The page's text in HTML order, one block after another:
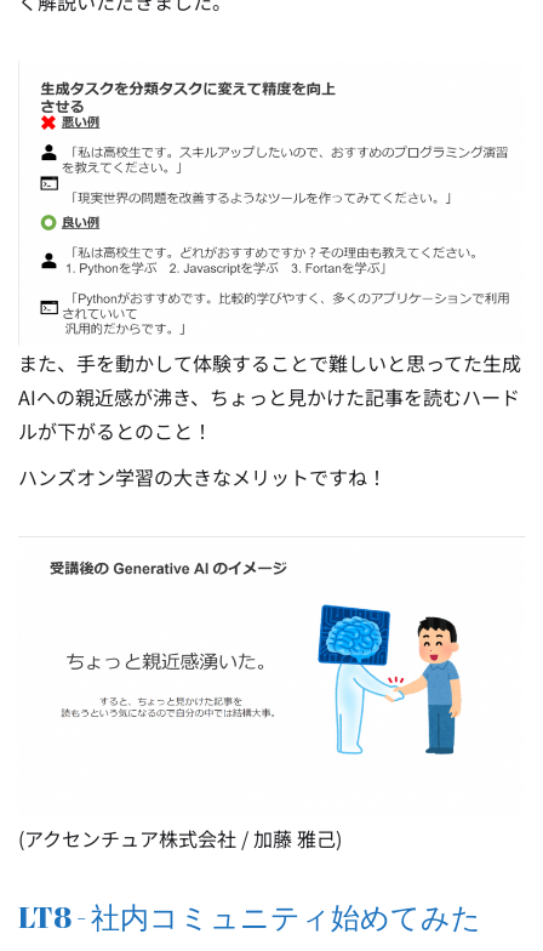
また、手を動かして体験することで難しいと思ってた生成
AIへの親近感が沸き、ちょっと見かけた記事を読むハード
ルが下がるとのこと！
ハンズオン学習の大きなメリットですね！
(アクセンチュア株式会社 / 加藤 雅己)
LT8 - 社内コミュニティ始めてみた